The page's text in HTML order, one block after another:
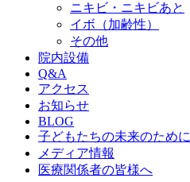
ニキビ・ニキビあと
イボ（加齢性）
その他
院内設備
Q&A
アクセス
お知らせ
BLOG
子どもたちの未来のために
メディア情報
医療関係者の皆様へ